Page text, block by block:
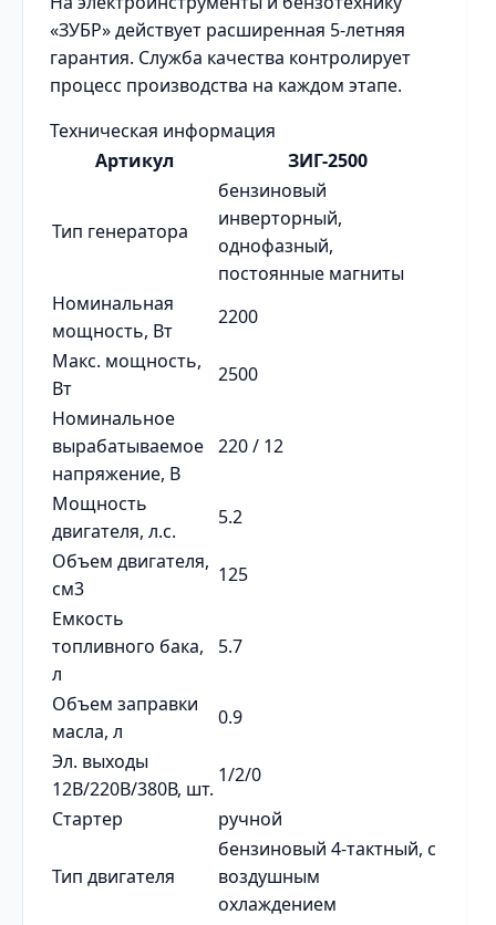
«ЗУБР» действует расширенная 5-летняя
гарантия. Служба качества контролирует
процесс производства на каждом этапе.
Техническая информация
Артикул
ЗИГ-2500
Тип генератора
бензиновый
инверторный,
однофазный,
постоянные магниты
Номинальная
мощность, Вт
2200
Макс. мощность,
Вт
2500
Номинальное
вырабатываемое
напряжение, В
220 / 12
Мощность
двигателя, л.с.
5.2
Объем двигателя,
см3
125
Емкость
топливного бака,
л
5.7
Объем заправки
масла, л
0.9
Эл. выходы
12В/220В/380В, шт.
1/2/0
Стартер
ручной
Тип двигателя
бензиновый 4-тактный, с
воздушным
охлаждением